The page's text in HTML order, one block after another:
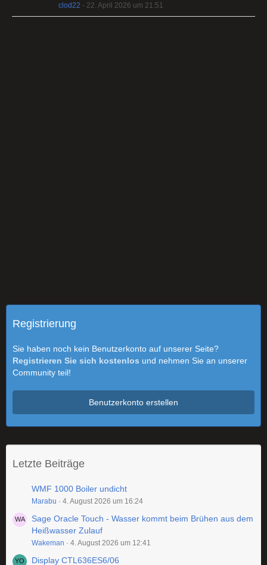
clod22 - 22. April 2026 um 21:51
Registrierung
Sie haben noch kein Benutzerkonto auf unserer Seite?
Registrieren Sie sich kostenlos und nehmen Sie an unserer
Community teil!
Benutzerkonto erstellen
Letzte Beiträge
WMF 1000 Boiler undicht
Marabu 4. August 2026 um 16:24
Sage Oracle Touch - Wasser kommt beim Brühen aus dem
Heißwasser Zulauf
Wakeman 4. August 2026 um 12:41
Display CTL636ES6/06